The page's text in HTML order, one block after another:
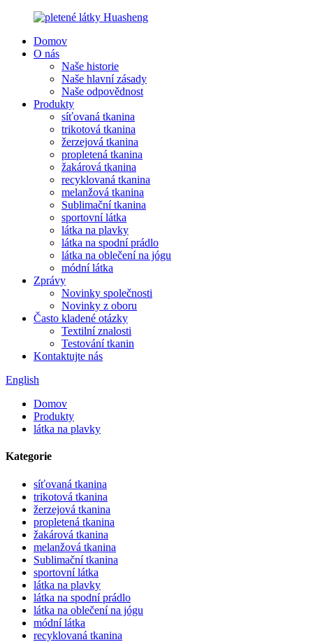
Domov
O nás
Naše historie
Naše hlavní zásady
Naše odpovědnost
Produkty
síťovaná tkanina
trikotová tkanina
žerzejová tkanina
propletená tkanina
žakárová tkanina
recyklovaná tkanina
melanžová tkanina
Sublimační tkanina
sportovní látka
látka na plavky
látka na spodní prádlo
látka na oblečení na jógu
módní látka
Zprávy
Novinky společnosti
Novinky z oboru
Často kladené otázky
Textilní znalosti
Testování tkanin
Kontaktujte nás
English
Domov
Produkty
látka na plavky
Kategorie
síťovaná tkanina
trikotová tkanina
žerzejová tkanina
propletená tkanina
žakárová tkanina
melanžová tkanina
Sublimační tkanina
sportovní látka
látka na plavky
látka na spodní prádlo
látka na oblečení na jógu
módní látka
recyklovaná tkanina